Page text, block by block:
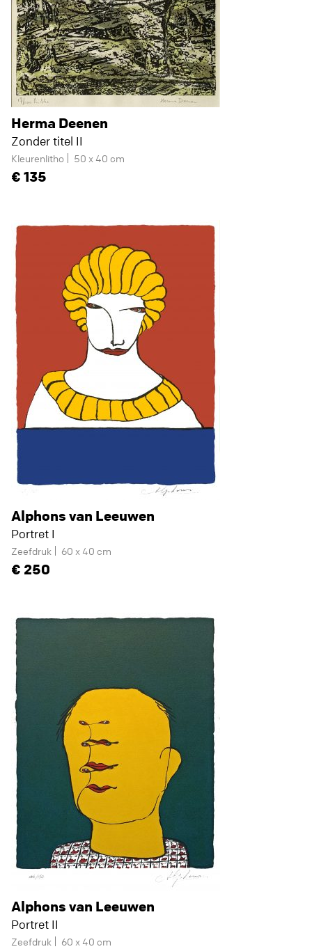
Herma Deenen
Zonder titel II
Kleurenlitho 50 x 40 cm
135
Alphons van Leeuwen
Portret I
Zeefdruk 60 x 40 cm
250
Alphons van Leeuwen
Portret II
Zeefdruk 60 x 40 cm